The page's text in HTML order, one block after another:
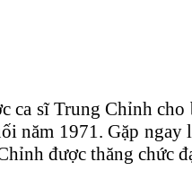
ca sĩ Trung Chỉnh
năm 1971. Gặp
được thăng chức